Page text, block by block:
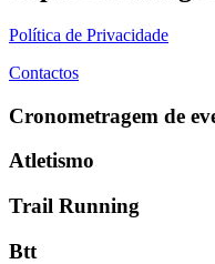
Política de Privacidade
Contactos
Cronometragem de
Atletismo
Trail Running
Btt